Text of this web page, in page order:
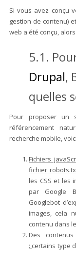
Si vous avez conçu
gestion de contenu)
web a été conçu,
5.1.
Drupal,
quelles
Pour proposer un
référencement
recherche mobile,
Fichiers
fichier
les CSS et les
par Google
Googlebot
images, cela
contenu dans
Des
: certains type